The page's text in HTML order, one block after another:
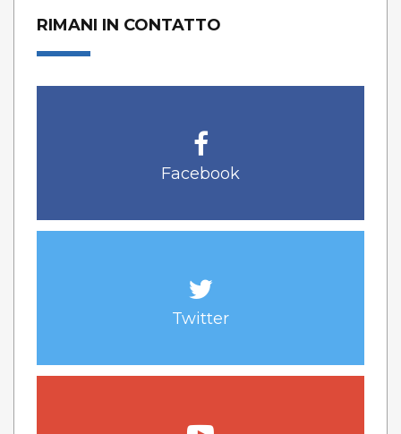
RIMANI IN CONTATTO
Facebook
Twitter